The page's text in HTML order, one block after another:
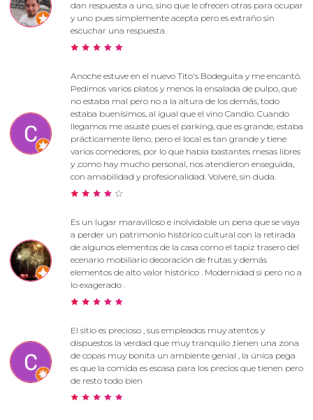
dan respuesta a uno, sino que le ofrecen otras para ocupar
y uno pues simplemente acepta pero es extraño sin
escuchar una respuesta.
Anoche estuve en el nuevo Tito's Bodeguita y me encantó.
Pedimos varios platos y menos la ensalada de pulpo, que
no estaba mal pero no a la altura de los demás, todo
estaba buenísimos, al igual que el vino Candio. Cuando
llegamos me asusté pues el parking, que es grande, estaba
prácticamente lleno, pero el local es tan grande y tiene
varios comedores, por lo que había bastantes mesas libres
y ,como hay mucho personal, nos atendieron enseguida,
con amabilidad y profesionalidad. Volveré, sin duda.
Es un lugar maravilloso e inolvidable un pena que se vaya
a perder un patrimonio histórico cultural con la retirada
de algunos elementos de la casa como el tapiz trasero del
ecenario mobiliario decoración de frutas y demás
elementos de alto valor histórico . Modernidad si pero no a
lo exagerado .
El sitio es precioso , sus empleados muy atentos y
dispuestos la verdad que muy tranquilo ,tienen una zona
de copas muy bonita un ambiente genial , la única pega
es que la comida es escasa para los precios que tienen pero
de resto todo bien